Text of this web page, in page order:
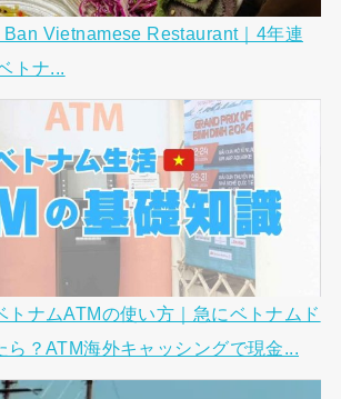
Ban Vietnamese Restaurant｜4年連
トナ...
トナムATMの使い方｜急にベトナムド
ら？ATM海外キャッシングで現金...